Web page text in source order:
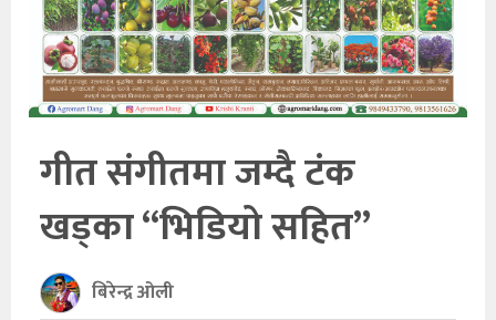
विचार
साहित्य/
सूचना
प्रविधि
खेलकुद
गीत संगीतमा जम्दै टंक
खड्का “भिडियो सहित”
बिरेन्द्र ओली